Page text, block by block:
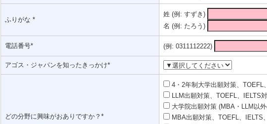
ふりがな *
姓 (例: すずき)
名 (例: たろう)
電話番号* (例: 0311112222)
アゴス・ジャパンを知ったきっかけ*
どの分野に興味がおありですか？*
4・2年制大学出願対策、TOEFL
LLM出願対策、TOEFL、IELTS
大学院出願対策 (MBA・LLM以
MBA出願対策、TOEFL、IELTS